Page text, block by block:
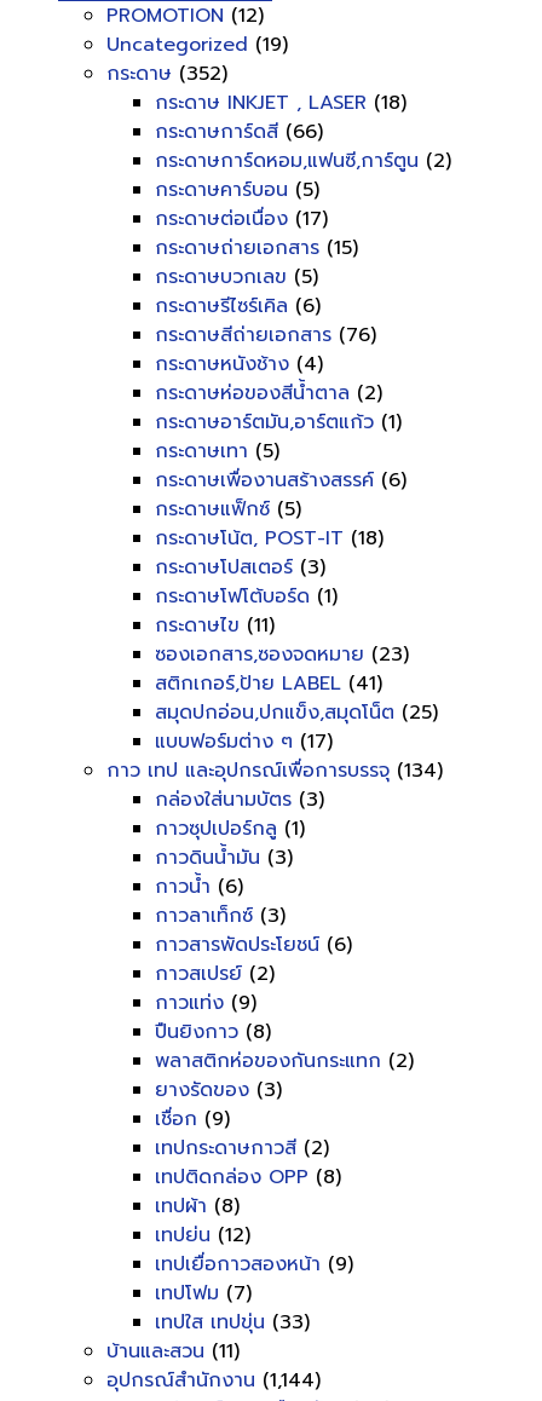
PROMOTION (12)
Uncategorized (19)
กระดาษ (352)
กระดาษ INKJET , LASER (18)
กระดาษการ์ดสี (66)
กระดาษการ์ดหอม,แฟนซี,การ์ตูน (2)
กระดาษคาร์บอน (5)
กระดาษต่อเนื่อง (17)
กระดาษถ่ายเอกสาร (15)
กระดาษบวกเลข (5)
กระดาษรีไซร์เคิล (6)
กระดาษสีถ่ายเอกสาร (76)
กระดาษหนังช้าง (4)
กระดาษห่อของสีน้ำตาล (2)
กระดาษอาร์ตมัน,อาร์ตแก้ว (1)
กระดาษเทา (5)
กระดาษเพื่องานสร้างสรรค์ (6)
กระดาษแฟ็กซ์ (5)
กระดาษโน้ต, POST-IT (18)
กระดาษโปสเตอร์ (3)
กระดาษโฟโต้บอร์ด (1)
กระดาษไข (11)
ซองเอกสาร,ซองจดหมาย (23)
สติกเกอร์,ป้าย LABEL (41)
สมุดปกอ่อน,ปกแข็ง,สมุดโน็ต (25)
แบบฟอร์มต่าง ๆ (17)
กาว เทป และอุปกรณ์เพื่อการบรรจุ (134)
กล่องใส่นามบัตร (3)
กาวซุปเปอร์กลู (1)
กาวดินน้ำมัน (3)
กาวน้ำ (6)
กาวลาเท็กซ์ (3)
กาวสารพัดประโยชน์ (6)
กาวสเปรย์ (2)
กาวแท่ง (9)
ปืนยิงกาว (8)
พลาสติกห่อของกันกระแทก (2)
ยางรัดของ (3)
เชื่อก (9)
เทปกระดาษกาวสี (2)
เทปติดกล่อง OPP (8)
เทปผ้า (8)
เทปย่น (12)
เทปเยื่อกาวสองหน้า (9)
เทปโฟม (7)
เทปใส เทปขุ่น (33)
บ้านและสวน (11)
อุปกรณ์สำนักงาน (1,144)